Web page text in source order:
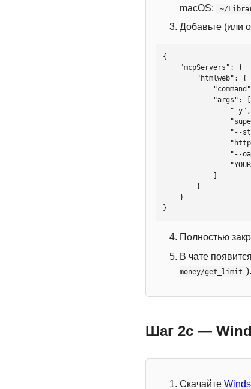
macOS: ~/
Добавьте (или
{
}
Полностью
В чате
money/get_limit ).
Шаг 2c —
Скачайте